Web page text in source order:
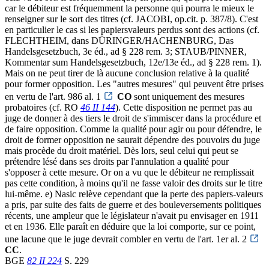
car le débiteur est fréquemment la personne qui pourra le mieux le
renseigner sur le sort des titres (cf. JACOBI, op.cit. p. 387/8). C'est
en particulier le cas si les papiersvaleurs perdus sont des actions (cf.
FLECHTHEIM, dans DÜRINGER/HACHENBURG, Das
Handelsgesetzbuch, 3e éd., ad § 228 rem. 3; STAUB/PINNER,
Kommentar sum Handelsgesetzbuch, 12e/13e éd., ad § 228 rem. 1).
Mais on ne peut tirer de là aucune conclusion relative à la qualité
pour former opposition. Les "autres mesures" qui peuvent être prises
en vertu de l'art. 986 al. 1
CO sont uniquement des mesures
probatoires (cf. RO 46 II 144). Cette disposition ne permet pas au
juge de donner à des tiers le droit de s'immiscer dans la procédure et
de faire opposition. Comme la qualité pour agir ou pour défendre, le
droit de former opposition ne saurait dépendre des pouvoirs du juge
mais procède du droit matériel. Dès lors, seul celui qui peut se
prétendre lésé dans ses droits par l'annulation a qualité pour
s'opposer à cette mesure. Or on a vu que le débiteur ne remplissait
pas cette condition, à moins qu'il ne fasse valoir des droits sur le titre
lui-même. e) Nasic relève cependant que la perte des papiers-valeurs
a pris, par suite des faits de guerre et des bouleversements politiques
récents, une ampleur que le législateur n'avait pu envisager en 1911
et en 1936. Elle paraît en déduire que la loi comporte, sur ce point,
une lacune que le juge devrait combler en vertu de l'art. 1er al. 2
CC.
BGE 82 II 224 S. 229